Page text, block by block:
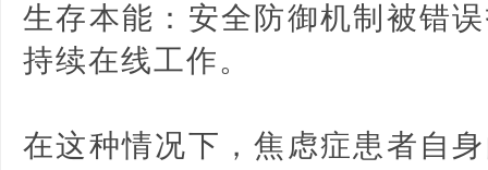
生存本能：安全防御机制被错
持续在线工作。
在这种情况下，焦虑症患者自